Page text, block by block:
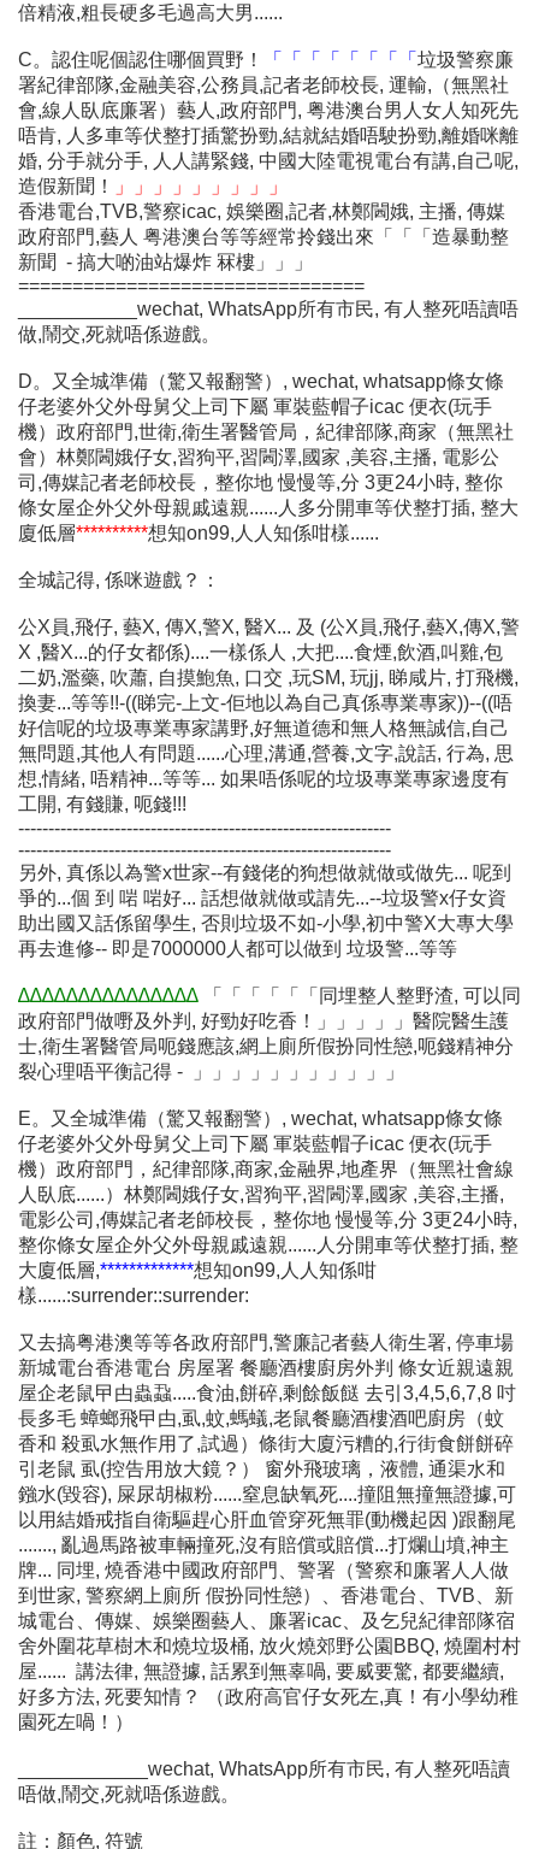
倍精液,粗長硬多毛過高大男......
C。認住呢個認住哪個買野！ 「「「「「「「「 垃圾警察廉
署紀律部隊,金融美容,公務員,記者老師校長, 運輸,（無黑社
會,線人臥底廉署）藝人,政府部門, 粤港澳台男人女人知死先
唔肯, 人多車等伏整打插驚扮勁,結就結婚唔駛扮勁,離婚咪離
婚, 分手就分手, 人人講緊錢, 中國大陸電視電台有講,自己呢,
造假新聞！
」」」」」」」」」
香港電台,TVB,警察icac, 娛樂圈,記者,林鄭閪娥, 主播, 傳媒
政府部門,藝人 粤港澳台等等經常拎錢出來「「「造暴動整
新聞 - 搞大啲油站爆炸 冧樓」」」
================================
___________wechat, WhatsApp所有市民, 有人整死唔讀唔
做,鬧交,死就唔係遊戲。
D。又全城準備（驚又報翻警）, wechat, whatsapp條女條
仔老婆外父外母舅父上司下屬 軍裝藍帽子icac 便衣(玩手
機）政府部門,世衛,衛生署醫管局，紀律部隊,商家（無黑社
會）林鄭閪娥仔女,習狗平,習閪澤,國家 ,美容,主播, 電影公
司,傳媒記者老師校長，整你地 慢慢等,分 3更24小時, 整你
條女屋企外父外母親戚遠親......人多分開車等伏整打插, 整大
廈低層**********想知on99,人人知係咁樣......
全城記得, 係咪遊戲？：
公X員,飛仔, 藝X, 傳X,警X, 醫X... 及 (公X員,飛仔,藝X,傳X,警
X ,醫X...的仔女都係)....一樣係人 ,大把....食煙,飲酒,叫雞,包
二奶,濫藥, 吹蕭, 自摸鮑魚, 口交 ,玩SM, 玩jj, 睇咸片, 打飛機,
換妻...等等!!-((睇完-上文-佢地以為自己真係專業專家))--((唔
好信呢的垃圾專業專家講野,好無道德和無人格無誠信,自己
無問題,其他人有問題......心理,溝通,營養,文字,說話, 行為, 思
想,情緒, 唔精神...等等... 如果唔係呢的垃圾專業專家邊度有
工開, 有錢賺, 呃錢!!!
--------------------------------------------------------------
--------------------------------------------------------------
另外, 真係以為警x世家--有錢佬的狗想做就做或做先... 呢到
爭的...個 到 啱 啱好... 話想做就做或請先...--垃圾警x仔女資
助出國又話係留學生, 否則垃圾不如-小學,初中警X大專大學
再去進修-- 即是7000000人都可以做到 垃圾警...等等
∆∆∆∆∆∆∆∆∆∆∆∆∆∆∆
「「「「「「同埋整人整野渣, 可以同
政府部門做嘢及外判, 好勁好吃香！」」」」」醫院醫生護
士,衛生署醫管局呃錢應該,網上廁所假扮同性戀,呃錢精神分
裂心理唔平衡記得 - 」」」」」」」」」」」
E。又全城準備（驚又報翻警）, wechat, whatsapp條女條
仔老婆外父外母舅父上司下屬 軍裝藍帽子icac 便衣(玩手
機）政府部門，紀律部隊,商家,金融界,地產界（無黑社會線
人臥底......）林鄭閪娥仔女,習狗平,習閪澤,國家 ,美容,主播,
電影公司,傳媒記者老師校長，整你地 慢慢等,分 3更24小時,
整你條女屋企外父外母親戚遠親......人分開車等伏整打插, 整
大廈低層,*************想知on99,人人知係咁
樣......:surrender::surrender:
又去搞粤港澳等等各政府部門,警廉記者藝人衛生署, 停車場
新城電台香港電台 房屋署 餐廳酒樓廚房外判 條女近親遠親
屋企老鼠曱甴蟲蝨.....食油,餅碎,剩餘飯餸 去引3,4,5,6,7,8 吋
長多毛 蟑螂飛曱甴,虱,蚊,螞蟻,老鼠餐廳酒樓酒吧廚房（蚊
香和 殺虱水無作用了,試過）條街大廈污糟的,行街食餅餅碎
引老鼠 虱(控告用放大鏡？） 窗外飛玻璃，液體, 通渠水和
鏹水(毀容), 屎尿胡椒粉......窒息缺氧死....撞阻無撞無證據,可
以用結婚戒指自衛驅趕心肝血管穿死無罪(動機起因 )跟翻尾
......., 亂過馬路被車輛撞死,沒有賠償或賠償...打爛山墳,神主
牌... 同埋, 燒香港中國政府部門、警署（警察和廉署人人做
到世家, 警察網上廁所 假扮同性戀）、香港電台、TVB、新
城電台、傳媒、娛樂圈藝人、廉署icac、及乞兒紀律部隊宿
舍外圍花草樹木和燒垃圾桶, 放火燒郊野公園BBQ, 燒圍村村
屋...... 講法律, 無證據, 話累到無辜喎, 要威要驚, 都要繼續,
好多方法, 死要知情？ （政府高官仔女死左,真！有小學幼稚
園死左喎！）
____________wechat, WhatsApp所有市民, 有人整死唔讀
唔做,鬧交,死就唔係遊戲。
註：顏色, 符號